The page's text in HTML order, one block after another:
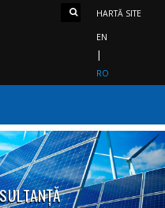
HARTĂ SITE
EN
RO